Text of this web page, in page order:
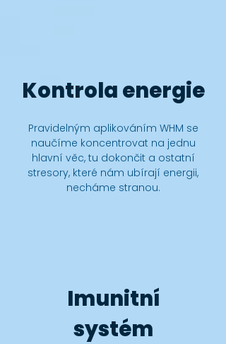
Kontrola energie
Pravidelným aplikováním WHM se
naučíme koncentrovat na jednu
hlavní věc, tu dokončit a ostatní
stresory, které nám ubírají energii,
necháme stranou.
Imunitní
systém